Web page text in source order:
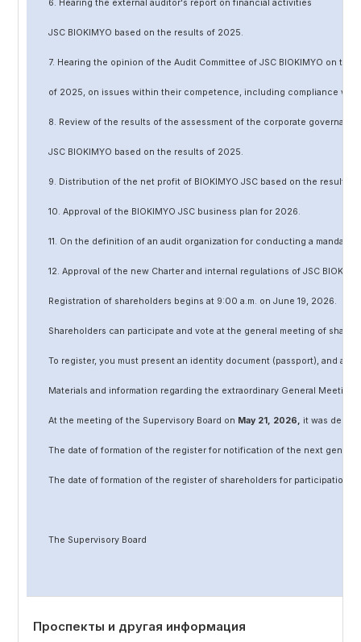
6. Hearing the external auditor's report on financial activities
JSC BIOKIMYO based on the results of 2025.
7. Hearing the opinion of the Audit Committee of JSC BIOKIMYO on the
of 2025, on issues within their competence, including compliance
8. Review of the results of the assessment of the corporate
JSC BIOKIMYO based on the results of 2025.
9. Distribution of the net profit of BIOKIMYO JSC based on the results
10. Approval of the BIOKIMYO JSC business plan for 2026.
11. On the definition of an audit organization for conducting a
12. Approval of the new Charter and internal regulations of JSC
Registration of shareholders begins at 9:00 a.m. on June 19, 2026.
Shareholders can participate and vote at the general meeting of
To register, you must present an identity document (passport), and a
Materials and information regarding the extraordinary General
At the meeting of the Supervisory Board on May21, 2026, it was
The date of formation of the register for notification of the next
The date of formation of the register of shareholders for participation
The Supervisory Board
Проспекты и другая информация